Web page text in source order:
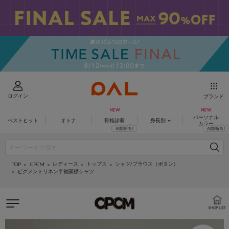
ログイン ブランド
ベストヒット オトナ 骨格診断 身長別
パーソナル
カラー
TOP CPCM レディース トップス
シャツ/ブラウス（ボタン）
ピグメントリネン半袖開襟シャツ